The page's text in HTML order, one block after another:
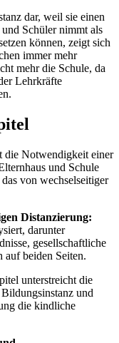
dar, weil sie einen
Schüler nimmt als
können, zeigt sich
immer mehr
mehr die Schule, da
Lehrkräfte
die Notwendigkeit einer
und Schule
von wechselseitiger
Distanzierung:
darunter
gesellschaftliche
auf beiden Seiten.
unterstreicht die
und
die kindliche